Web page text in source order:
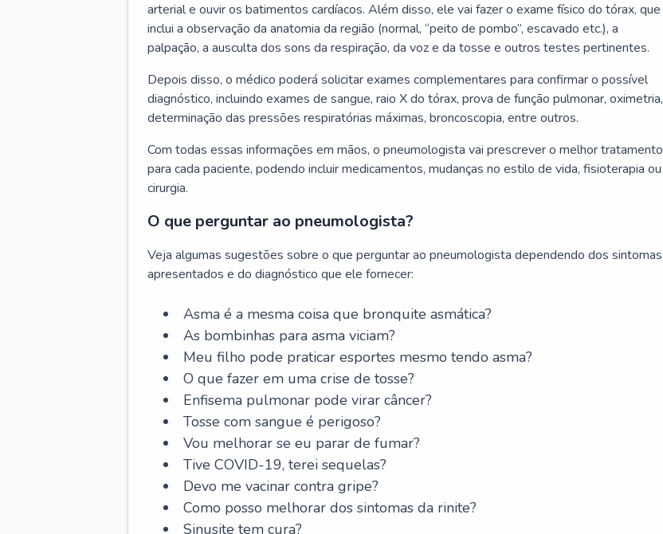
arterial e ouvir os batimentos cardíacos. Além disso, ele vai fazer o exame físico do tórax, que
inclui a observação da anatomia da região (normal, “peito de pombo”, escavado etc.), a
palpação, a ausculta dos sons da respiração, da voz e da tosse e outros testes pertinentes.
Depois disso, o médico poderá solicitar exames complementares para confirmar o possível
diagnóstico, incluindo exames de sangue, raio X do tórax, prova de função pulmonar, oximetria,
determinação das pressões respiratórias máximas, broncoscopia, entre outros.
Com todas essas informações em mãos, o pneumologista vai prescrever o melhor tratamento
para cada paciente, podendo incluir medicamentos, mudanças no estilo de vida, fisioterapia ou
cirurgia.
O que perguntar ao pneumologista?
Veja algumas sugestões sobre o que perguntar ao pneumologista dependendo dos sintomas
apresentados e do diagnóstico que ele fornecer:
Asma é a mesma coisa que bronquite asmática?
As bombinhas para asma viciam?
Meu filho pode praticar esportes mesmo tendo asma?
O que fazer em uma crise de tosse?
Enfisema pulmonar pode virar câncer?
Tosse com sangue é perigoso?
Vou melhorar se eu parar de fumar?
Tive COVID-19, terei sequelas?
Devo me vacinar contra gripe?
Como posso melhorar dos sintomas da rinite?
Sinusite tem cura?